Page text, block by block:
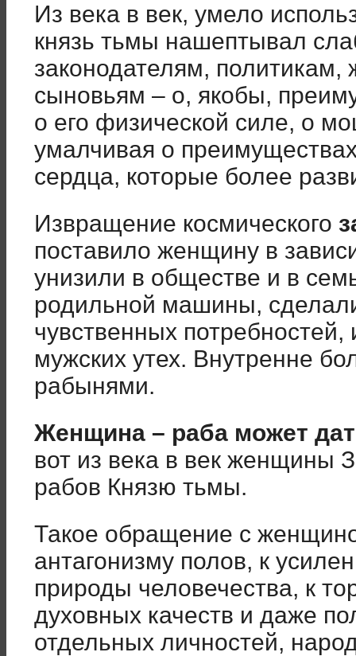
Из века в век, умело
князь тьмы нашептывал
законодателям,
сыновьям – о, якобы,
о его физической силе, о
умалчивая о
сердца, которые более
Извращение космического
поставило женщину в
унизили в обществе и в
родильной машины,
чувственных потребностей,
мужских утех. Внутренне
рабынями.
Женщина – раба может
вот из века в век женщины
рабов Князю тьмы.
Такое обращение с
антагонизму полов, к
природы человечества, к
духовных качеств и даже
отдельных личностей,